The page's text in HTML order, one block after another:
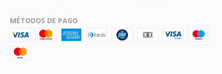
MÉTODOS DE PAGO